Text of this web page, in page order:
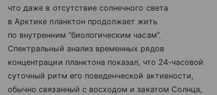
что даже в отсутствие солнечного света
в Арктике планктон продолжает жить
по внутренним “биологическим часам”.
Спектральный анализ временных рядов
концентрации планктона показал, что 24-часовой
суточный ритм его поведенческой активности,
обычно связанный с восходом и закатом Солнца,